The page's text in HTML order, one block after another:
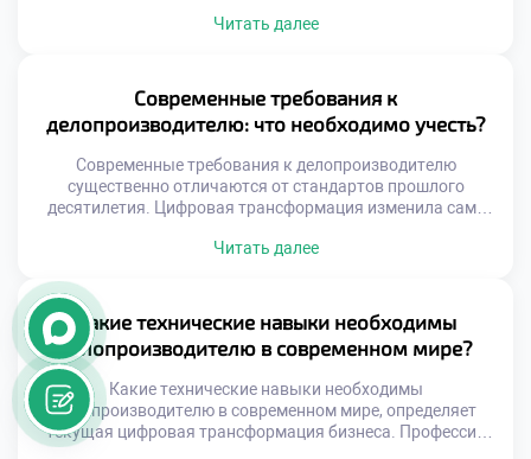
внутри сложной социальной системы. Ценности и нормы
самые совершенные регламенты и инструкции. Здоровая
атмосфера, напротив, усиливает профессиональные
компетенции сотрудника. Успех делопроизводства
зависит от […]
Читать далее
Современные требования к
делопроизводителю: что необходимо учесть?
Современные требования к делопроизводителю
существенно отличаются от стандартов прошлого
десятилетия. Цифровая трансформация изменила саму
организациях. Работодатели ищут не просто
информационных систем. Понимание этих новых
запросов критически важно для успешного старта
карьеры. Технологический прогресс требует постоянного
обновления профессиональных компетенций
специалиста. Вчерашние навыки сегодня становятся
лишь базовым минимумом […]
Читать далее
Какие технические навыки необходимы
делопроизводителю в современном мире?
Какие технические навыки необходимы
делопроизводителю в современном мире, определяет
текущая цифровая трансформация бизнеса. Профессия
давно вышла за рамки простой работы с бумажными